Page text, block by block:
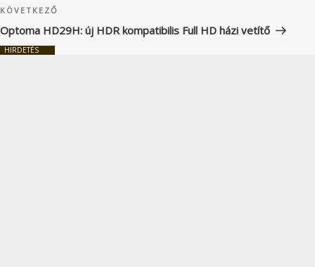
Következő
bejegyzés
KÖVETKEZŐ
Optoma HD29H: új HDR kompatibilis Full HD házi vetítő
HIRDETÉS